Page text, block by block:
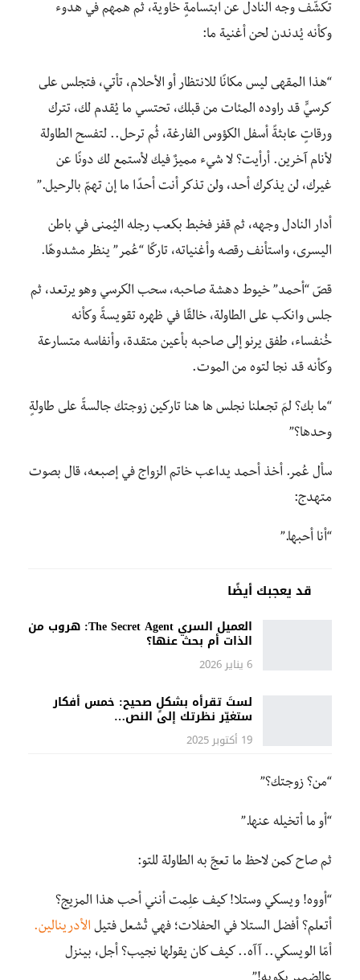
تكشّف وجه النادل عن ابتسامةٍ خاوية، ثم همهم في هدوء
وكأنه يُدندن لحن أغنية ما:
“هذا المقهى ليس مكانًا للانتظار أو الأحلام، تأتي، فتجلس على
كرسيٍّ قد راوده المئات من قبلك، تحتسي ما يُقدم لك، تترك
ورقاتٍ عابثةً أسفل الكؤوس الفارغة، ثُم ترحل.. لتفسح الطاولة
لأنام آخرين. أرأيت؟ لا شيء مميزٌ فيك لأستمع لك دونًا عن
غيرك، لن يذكرك أحد، ولن تذكر أنت أحدًا ما إن تهمّ بالرحيل.”
أدار النادل وجهه، ثم قفز فخبط بكعب رجله اليُمنى في باطن
اليسرى، واستأنف رقصه وأغنياته، تاركًا “عُمر” ينظر مشدوهًا.
قصّ “أحمد” خيوط دهشة صاحبه، سحب الكرسي وهو يرتعد، ثم
جلس وانكب على الطاولة، خالقًا في ظهره تقويسةً وكأنه
خُنفساء، طفق يرنو إلى صاحبه بأعين متقدة، وأنفاسه متسارعة
وكأنه قد نجا لتوه من الموت.
“ما بك؟ لمَ تجعلنا نجلس ها هنا تاركين زوجتك جالسةً على طاولةٍ
وحدها؟”
سأل عُمر. أخذ أحمد يداعب خاتم الزواج في إصبعه، قال بصوت
متهدج:
“أنا أحبها.”
قد يعجبك أيضًا
العميل السري The Secret Agent: هروب من
الذات أم بحث عنها؟
6 يناير 2026
لستَ تقرأه بشكلٍ صحيح: خمس أفكار
ستغيّر نظرتك إلى النص…
19 أكتوبر 2025
“من؟ زوجتك؟”
“أو ما أتخيله عنها.”
ثم صاح كمن لاحظ ما تعجّ به الطاولة للتو:
“أووه! ويسكي وستلا! كيف علِمت أنني أحب هذا المزيج؟
أتعلم؟ أفضل الستلا في الحفلات؛ فهي تُشعل فتيل الأدرينالين.
أمّا الويسكي.. آآه.. كيف كان يقولها نجيب؟ أجل، بينزل